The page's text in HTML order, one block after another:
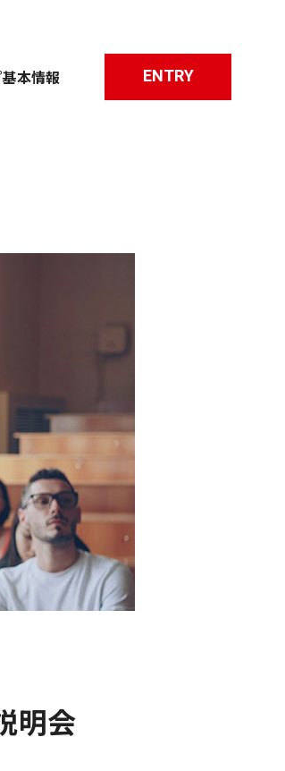
本情報 ENTRY
明会